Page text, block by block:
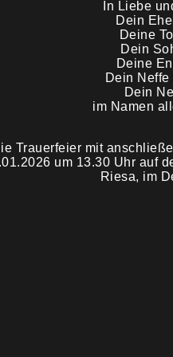
In Liebe
Dein
Deine
Dein
Deine
Dein
Dein
im Namen
Trauerfeier mit
um 13.30 Uhr auf
Riesa, im